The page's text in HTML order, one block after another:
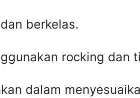
berkelas.
rocking
dalam